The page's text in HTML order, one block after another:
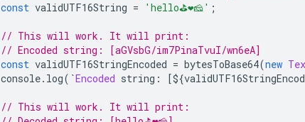
const validUTF16String = 'hello⛳❤️🧀' ;
// This will work. It will print:
// Encoded string: [aGVsbG/im7PinaTvuI/wn6eA]
const validUTF16StringEncoded = bytesToBase64(new
console. log(`Encoded string : [${
// This will work. It will print: